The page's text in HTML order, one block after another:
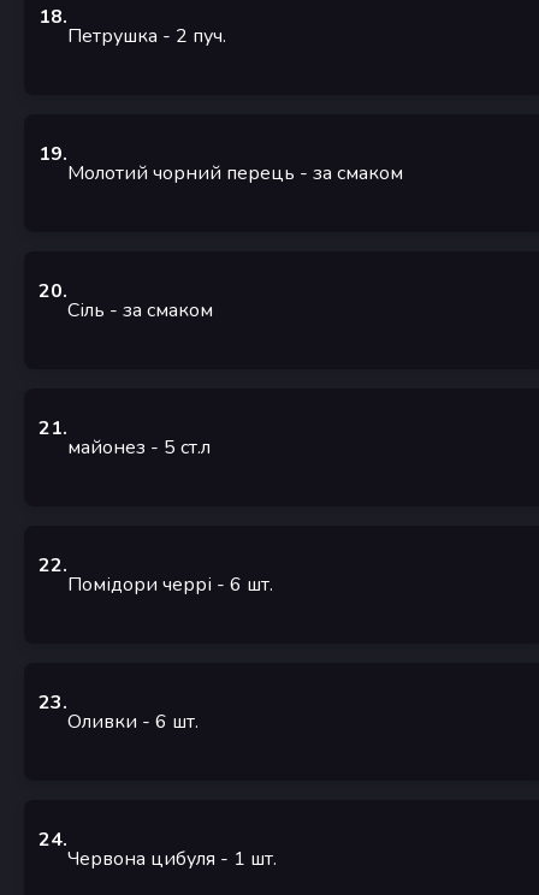
18.
Петрушка - 2 пуч.
19.
Молотий чорний перець - за смаком
20.
Сіль - за смаком
21.
майонез - 5 ст.л
22.
Помідори черрі - 6 шт.
23.
Оливки - 6 шт.
24.
Червона цибуля - 1 шт.